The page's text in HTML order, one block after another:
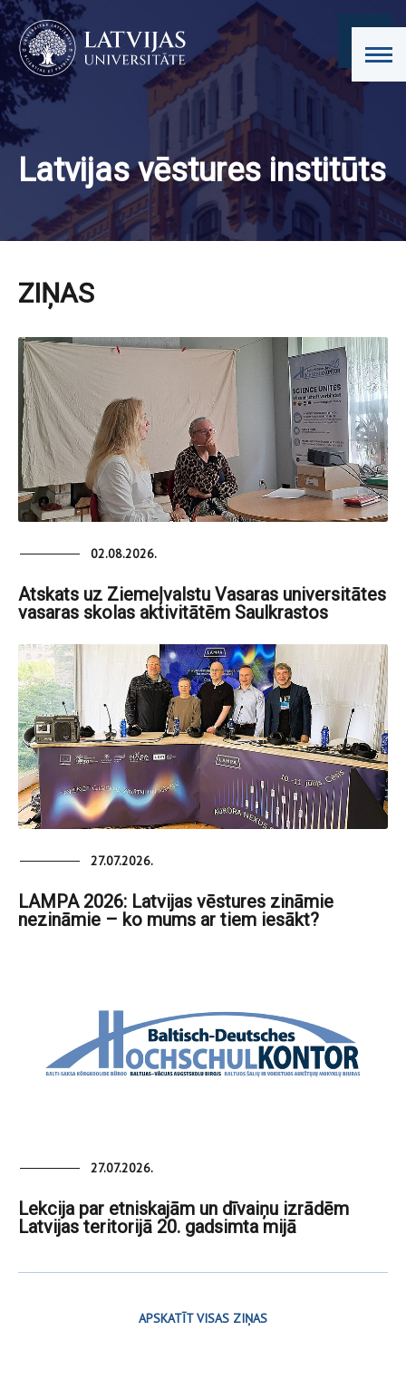
Latvijas vēstures institūts
ZIŅAS
02.08.2026.
Atskats uz Ziemeļvalstu Vasaras universitātes
vasaras skolas aktivitātēm Saulkrastos
27.07.2026.
LAMPA 2026: Latvijas vēstures zināmie
nezināmie – ko mums ar tiem iesākt?
27.07.2026.
Lekcija par etniskajām un dīvaiņu izrādēm
Latvijas teritorijā 20. gadsimta mijā
APSKATĪT VISAS ZIŅAS